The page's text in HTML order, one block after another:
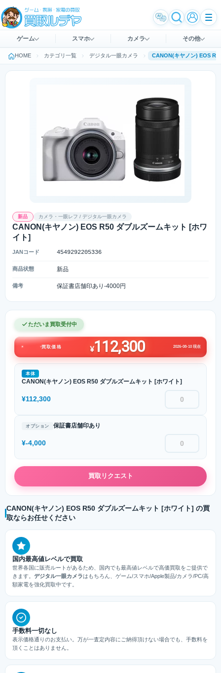
ゲーム スマホ カメラ その他
HOME カテゴリ一覧 デジタル一眼カメラ
新品 カメラ・一眼レフ / デジタル一眼カメラ
CANON(キヤノン) EOS R50 ダブルズームキット [ホワ
イト]
JANコード 4549292205336
商品状態 新品
備考 保証書店舗印あり-4000円
ただいま買取受付中
買取価格 ¥112,300 2026-08-10 現在
本体
CANON(キヤノン) EOS R50 ダブルズームキット [ホワイト]
¥112,300
オプション 保証書店舗印あり
¥-4,000
買取リクエスト
CANON(キヤノン) EOS R50 ダブルズームキット [ホワイト] の買
取ならお任せください
国内最高値レベルで買取
世界各国に販売ルートがあるため、国内でも最高値レベルで高価買取をご提供で
きます。 デジタル一眼カメラはもちろん、ゲーム/スマホ/Apple製品/カメラ/PC/高
額家電を強化買取中です。
手数料一切なし
表示価格通りのお支払い。万が一査定内容にご納得頂けない場合でも、手数料を
頂くことはありません。